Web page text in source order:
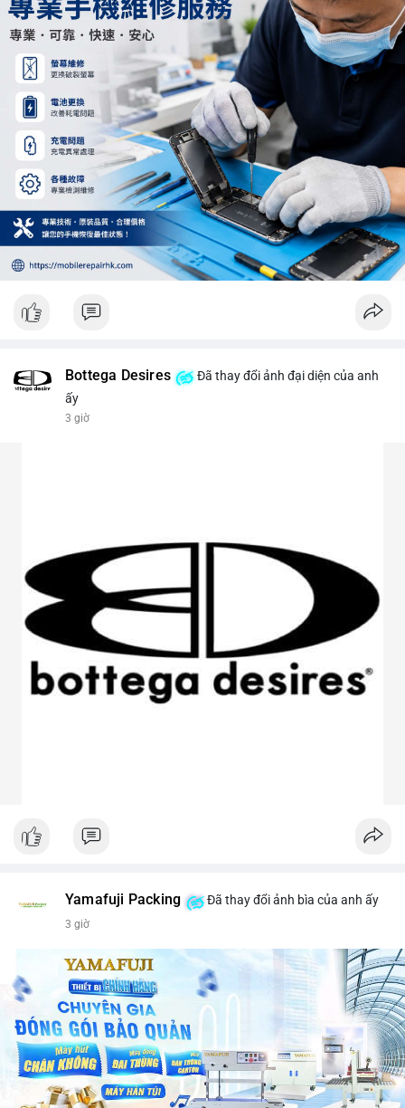
hoảng loạn. Theo dõi sát dòng tiền đổ vào sàn giao dịch tập
trung trong 24 giờ tới.
#12dot29btc #vilanh #tichluydaihan #phienau #btcmempool
Bottega Desires
Đã thay đổi ảnh đại diện của anh
ấy
3 giờ
Yamafuji Packing Đã thay đổi ảnh bìa của anh ấy
3 giờ